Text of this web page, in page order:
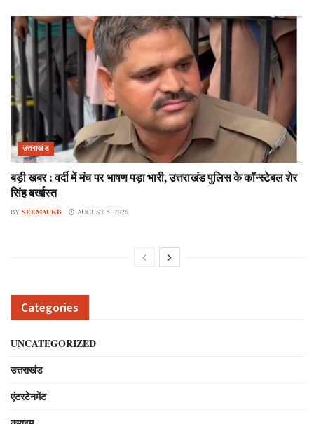
उत्तराखंड
बड़ी खबर : वर्दी में मंच पर भाषण पड़ा भारी, उत्तराखंड पुलिस के कॉन्स्टेबल शेर
सिंह बर्खास्त
BY SEEMAUKB AUGUST 5, 2026
Categories
UNCATEGORIZED
उत्तराखंड
एंटरटेनमेंट